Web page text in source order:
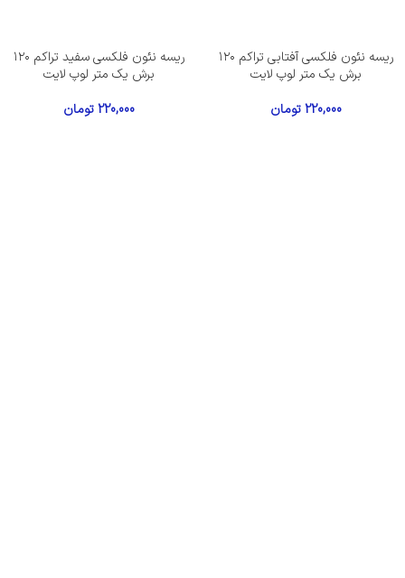
ریسه نئون فلکسی آفتابی تراکم ۱۲۰
برش یک متر لوپ لایت
220,000تومان
ریسه نئون فلکسی سفید تراکم ۱۲۰
برش یک متر لوپ لایت
220,000تومان